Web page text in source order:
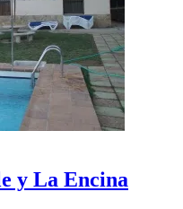
y La Encina